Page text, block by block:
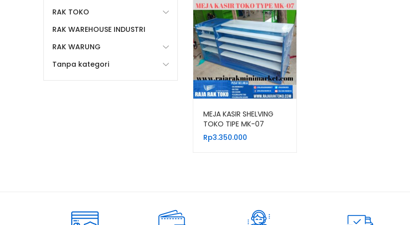
MEJA KASIR SHELVING
TOKO TIPE MK-07
(NEW!!!)
Rp3.350.000
RAK TOKO
RAK WAREHOUSE INDUSTRI
RAK WARUNG
Tanpa kategori